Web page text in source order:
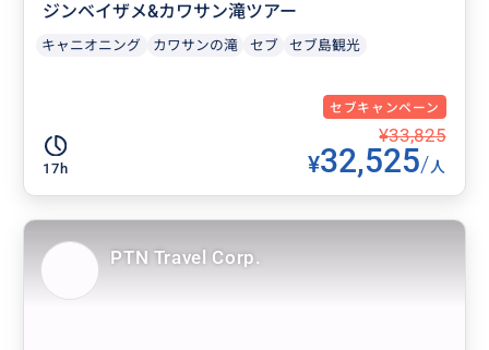
ジンベイザメ&カワサン滝ツアー
キャニオニング カワサンの滝 セブ セブ島観光
セブキャンペーン
17h
¥33,825
¥32,525/人
PTN Travel Corp.